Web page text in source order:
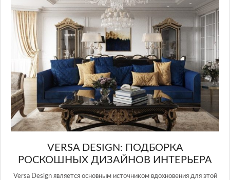
VERSA DESIGN: ПОДБОРКА
РОСКОШНЫХ ДИЗАЙНОВ ИНТЕРЬЕРА
Versa Design является основным источником вдохновения для этой